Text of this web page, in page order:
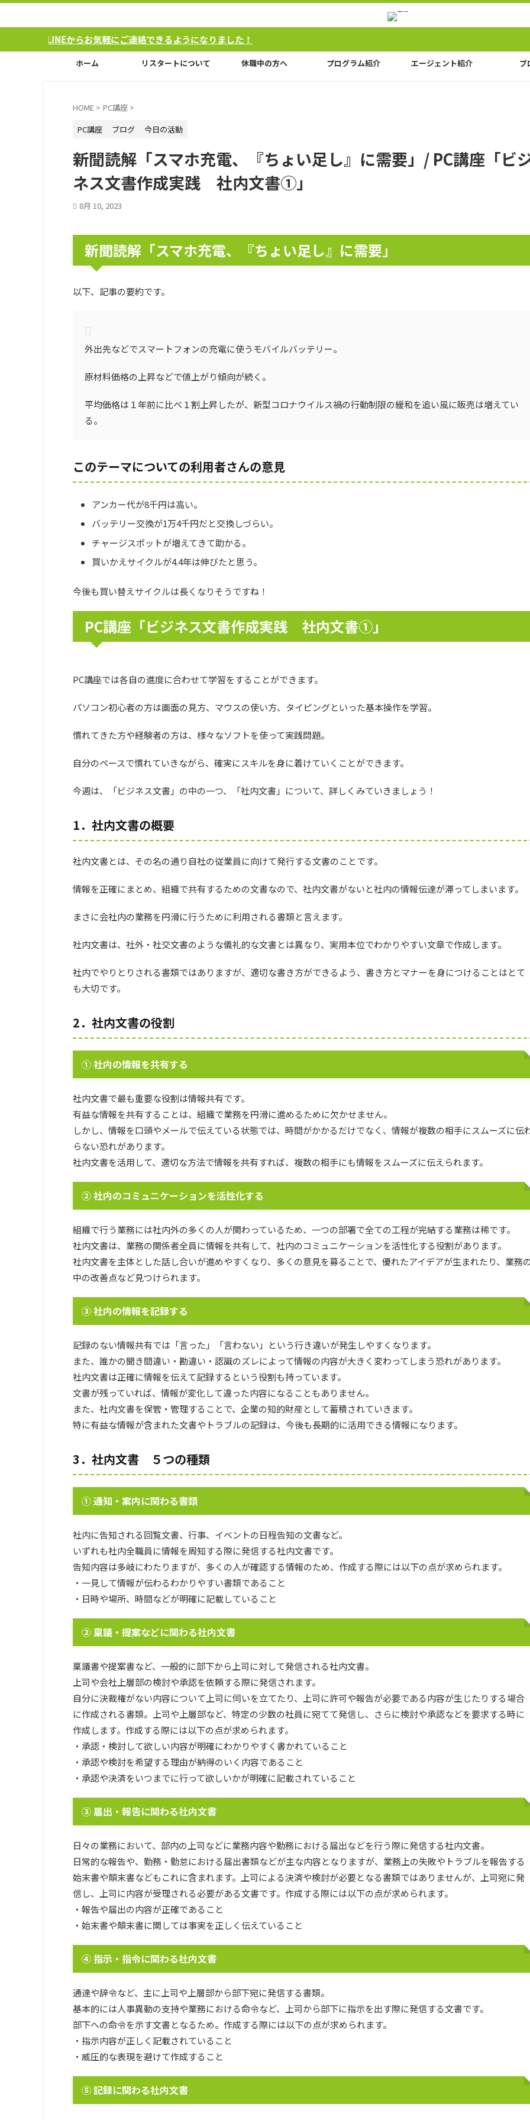
気軽にご連絡できるようになりました！
ホーム リスタートについて 休職中の方へ プログラム紹介 エージェント紹介 ブ
HOME > PC講座 >
PC講座
ブログ 今日の活動
新聞読解「スマホ充電、『ちょい足し』に需要」/ PC講座「ビ
ネス文書作成実践 社内文書①」
8月 10, 2023
新聞読解「スマホ充電、『ちょい足し』に需要」
以下、記事の要約です。
外出先などでスマートフォンの充電に使うモバイルバッテリー。
原材料価格の上昇などで値上がり傾向が続く。
平均価格は１年前に比べ１割上昇したが、新型コロナウイルス禍の行動制限の緩和を追い風に販売は増えてい
る。
このテーマについての利用者さんの意見
アンカー代が8千円は高い。
バッテリー交換が1万4千円だと交換しづらい。
チャージスポットが増えてきて助かる。
買いかえサイクルが4.4年は伸びたと思う。
今後も買い替えサイクルは長くなりそうですね！
PC講座「ビジネス文書作成実践 社内文書①」
PC講座では各自の進度に合わせて学習をすることができます。
パソコン初心者の方は画面の見方、マウスの使い方、タイピングといった基本操作を学習。
慣れてきた方や経験者の方は、様々なソフトを使って実践問題。
自分のペースで慣れていきながら、確実にスキルを身に着けていくことができます。
今週は、「ビジネス文書」の中の一つ、「社内文書」について、詳しくみていきましょう！
1．社内文書の概要
社内文書とは、その名の通り自社の従業員に向けて発行する文書のことです。
情報を正確にまとめ、組織で共有するための文書なので、社内文書がないと社内の情報伝達が滞ってしまいます。
まさに会社内の業務を円滑に行うために利用される書類と言えます。
社内文書は、社外・社交文書のような儀礼的な文書とは異なり、実用本位でわかりやすい文章で作成します。
社内でやりとりされる書類ではありますが、適切な書き方ができるよう、書き方とマナーを身につけることはとて
も大切です。
2．社内文書の役割
① 社内の情報を共有する
社内文書で最も重要な役割は情報共有です。
有益な情報を共有することは、組織で業務を円滑に進めるために欠かせません。
しかし、情報を口頭やメールで伝えている状態では、時間がかかるだけでなく、情報が複数の相手にスムーズに伝
らない恐れがあります。
社内文書を活用して、適切な方法で情報を共有すれば、複数の相手にも情報をスムーズに伝えられます。
② 社内のコミュニケーションを活性化する
組織で行う業務には社内外の多くの人が関わっているため、一つの部署で全ての工程が完結する業務は稀です。
社内文書は、業務の関係者全員に情報を共有して、社内のコミュニケーションを活性化する役割があります。
社内文書を主体とした話し合いが進めやすくなり、多くの意見を募ることで、優れたアイデアが生まれたり、業務
中の改善点など見つけられます。
③ 社内の情報を記録する
記録のない情報共有では「言った」「言わない」という行き違いが発生しやすくなります。
また、誰かの聞き間違い・勘違い・認識のズレによって情報の内容が大きく変わってしまう恐れがあります。
社内文書は正確に情報を伝えて記録するという役割も持っています。
文書が残っていれば、情報が変化して違った内容になることもありません。
また、社内文書を保管・管理することで、企業の知的財産として蓄積されていきます。
特に有益な情報が含まれた文書やトラブルの記録は、今後も長期的に活用できる情報になります。
3．社内文書 ５つの種類
① 通知・案内に関わる書類
社内に告知される回覧文書、行事、イベントの日程告知の文書など。
いずれも社内全職員に情報を周知する際に発信する社内文書です。
告知内容は多岐にわたりますが、多くの人が確認する情報のため、作成する際には以下の点が求められます。
・一見して情報が伝わるわかりやすい書類であること
・日時や場所、時間などが明確に記載していること
② 稟議・提案などに関わる社内文書
稟議書や提案書など、一般的に部下から上司に対して発信される社内文書。
上司や会社上層部の検討や承認を依頼する際に発信されます。
自分に決裁権がない内容について上司に伺いを立てたり、上司に許可や報告が必要である内容が生じたりする場合
に作成される書類。上司や上層部など、特定の少数の社員に宛てて発信し、さらに検討や承認などを要求する時に
作成します。作成する際には以下の点が求められます。
・承認・検討して欲しい内容が明確にわかりやすく書かれていること
・承認や検討を希望する理由が納得のいく内容であること
・承認や決済をいつまでに行って欲しいかが明確に記載されていること
③ 届出・報告に関わる社内文書
日々の業務において、部内の上司などに業務内容や勤務における届出などを行う際に発信する社内文書。
日常的な報告や、勤務・勤怠における届出書類などが主な内容となりますが、業務上の失敗やトラブルを報告する
始末書や顛末書などもこれに含まれます。上司による決済や検討が必要となる書類ではありませんが、上司宛に発
信し、上司に内容が受理される必要がある文書です。作成する際には以下の点が求められます。
・報告や届出の内容が正確であること
・始末書や顛末書に関しては事実を正しく伝えていること
④ 指示・指令に関わる社内文書
通達や辞令など、主に上司や上層部から部下宛に発信する書類。
基本的には人事異動の支持や業務における命令など、上司から部下に指示を出す際に発信する文書です。
部下への命令を示す文書となるため。作成する際には以下の点が求められます。
・指示内容が正しく記載されていること
・威圧的な表現を避けて作成すること
⑤ 記録に関わる社内文書